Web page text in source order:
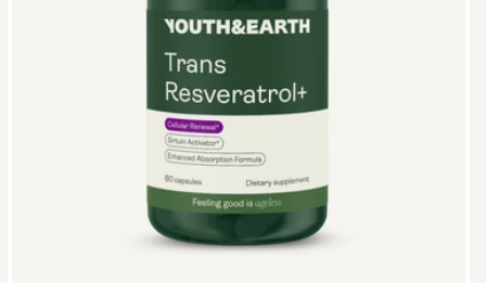
Pó em bolsa
Garrafa de vidro (400 ml)
28 saquetas